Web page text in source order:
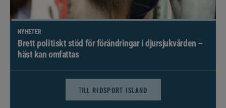
NYHETER
Brett politiskt stöd för förändringar i djursjukvården –
häst kan omfattas
TILL RIDSPORT ISLAND